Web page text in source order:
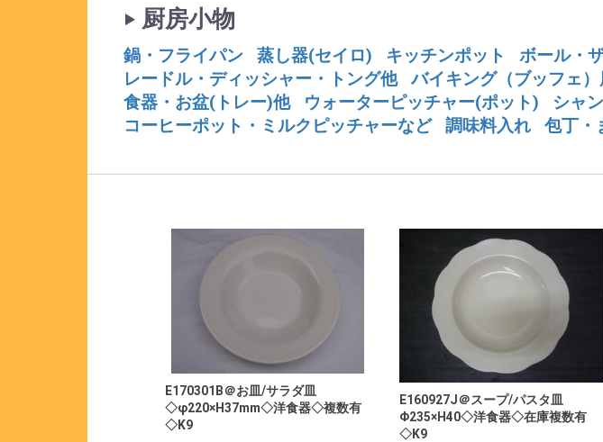
‣ 厨房小物
鍋・フライパン 蒸し器(セイロ) キッチンポット ボール・
レードル・ディッシャー・トング他
バイキング（ブッフェ
食器・お盆(トレー)他
ウォーターピッチャー(ポット)
シャ
コーヒーポット・ミルクピッチャーなど
調味料入れ 包丁・
E170301B＠お皿/サラダ皿
◇φ220×H37mm◇洋食器◇複数有
◇K9
E160927J＠スープ/パスタ皿
Φ235×H40◇洋食器◇在庫複数有
◇K9